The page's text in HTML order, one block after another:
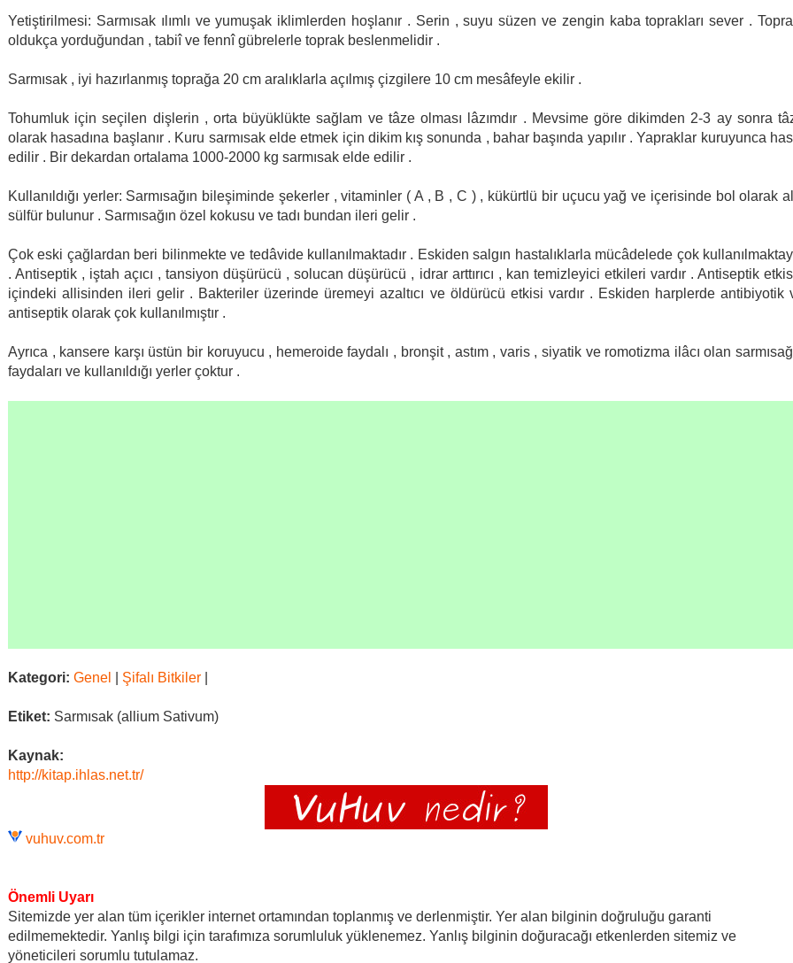
Yetiştirilmesi: Sarmısak ılımlı ve yumuşak iklimlerden hoşlanır . Serin , suyu süzen ve zengin kaba toprakları sever .
oldukça yorduğundan , tabiî ve fennî gübrelerle toprak beslenmelidir .
Sarmısak , iyi hazırlanmış toprağa 20 cm aralıklarla açılmış çizgilere 10 cm mesâfeyle ekilir .
Tohumluk için seçilen dişlerin , orta büyüklükte sağlam ve tâze olması lâzımdır . Mevsime göre dikimden 2-3 ay sonra
olarak hasadına başlanır . Kuru sarmısak elde etmek için dikim kış sonunda , bahar başında yapılır . Yapraklar kuruyunca
edilir . Bir dekardan ortalama 1000-2000 kg sarmısak elde edilir .
Kullanıldığı yerler: Sarmısağın bileşiminde şekerler , vitaminler ( A , B , C ) , kükürtlü bir uçucu yağ ve içerisinde bol olarak
sülfür bulunur . Sarmısağın özel kokusu ve tadı bundan ileri gelir .
Çok eski çağlardan beri bilinmekte ve tedâvide kullanılmaktadır . Eskiden salgın hastalıklarla mücâdelede çok
. Antiseptik , iştah açıcı , tansiyon düşürücü , solucan düşürücü , idrar arttırıcı , kan temizleyici etkileri vardır . Antiseptik
içindeki allisinden ileri gelir . Bakteriler üzerinde üremeyi azaltıcı ve öldürücü etkisi vardır . Eskiden harplerde antibiyotik
antiseptik olarak çok kullanılmıştır .
Ayrıca , kansere karşı üstün bir koruyucu , hemeroide faydalı , bronşit , astım , varis , siyatik ve romotizma ilâcı olan
faydaları ve kullanıldığı yerler çoktur .
Kategori: Genel Şifalı Bitkiler
Etiket: Sarmısak (allium Sativum)
Kaynak:
http://kitap.ihlas.net.tr/
vuhuv.com.tr
Önemli Uyarı
Sitemizde yer alan tüm içerikler internet ortamından toplanmış ve derlenmiştir. Yer alan bilginin doğruluğu garanti
edilmemektedir. Yanlış bilgi için tarafımıza sorumluluk yüklenemez. Yanlış bilginin doğuracağı etkenlerden sitemiz ve
yöneticileri sorumlu tutulamaz.